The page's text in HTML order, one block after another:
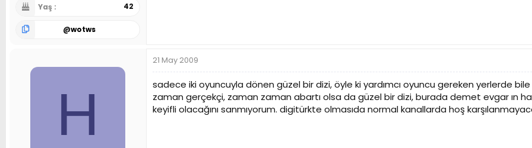
Yaş 42
@wotws
H
21 May 2009
sadece iki oyuncuyla dönen güzel bir dizi, öyle ki yardımcı oyuncu gereken yerlerde
zaman gerçekçi, zaman zaman abartı olsa da güzel bir dizi, burada demet evgar ın
keyifli olacağını sanmıyorum. digitürkte olmasıda normal kanallarda hoş